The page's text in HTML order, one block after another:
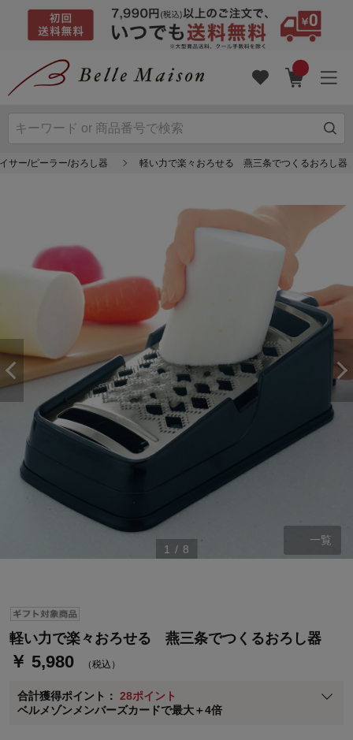
サー/ピーラー/おろし器 軽い力で楽々おろせる 燕三条でつくるおろし器
1 / 8
一覧
軽い力で楽々おろせる 燕三条でつくるおろし器
￥ 5,980 （税込）
合計獲得ポイント： 28ポイント
ベルメゾンメンバーズカードで最大＋4倍
ステージが上がれば送料無料・返品引取無料！
さらにポイント還元最大16倍！
ベルメゾン・ポイントについて
通常商品送料無料 返品引取無料（JCBのみ）
即時入会なら更に500円OFFクーポンプレゼント
※メンバーズカードの加算ポイントはステージ倍率適用前の基本ポイント
に対して適用されます。